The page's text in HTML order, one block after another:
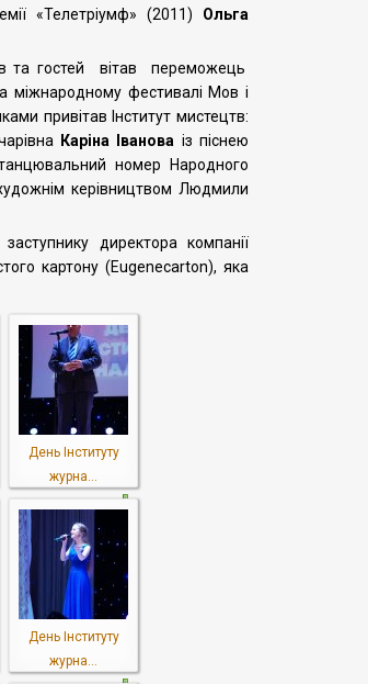
«Телетріумф» (2011) Ольга
та гостей вітав переможець
міжнародному фестивалі Мов і
привітав Інститут мистецтв:
Каріна Іванова із піснею
номер Народного
керівництвом Людмили
заступнику директора компанії
картону (Eugenecarton), яка
День Інституту
журна...
День Інституту
журна...